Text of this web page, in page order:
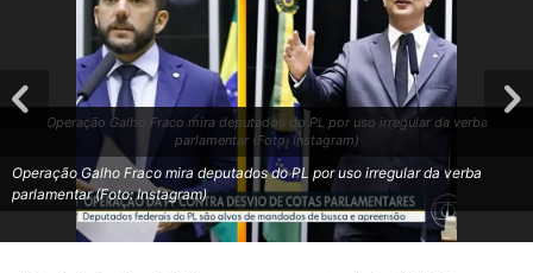
Operação Galho Fraco mira deputados do PL por uso irregular da verba
parlamentar (Foto: Instagram)
Operação Galho Fraco mira deputados do PL por uso irregular da verba
parlamentar (Foto: Instagram)